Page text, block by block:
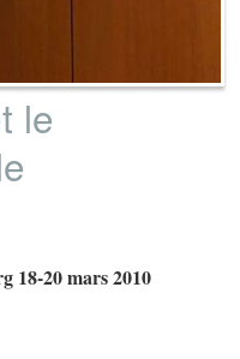
le
18-20 mars 2010